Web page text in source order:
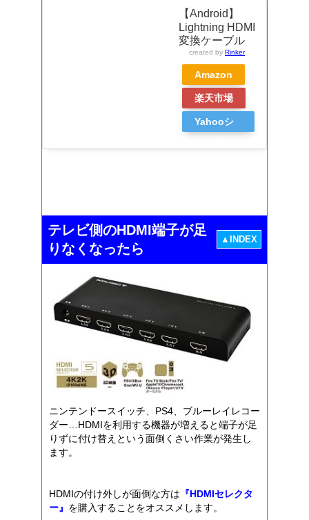
【Android】
Lightning HDMI
変換ケーブル
created by Rinker
Amazon
楽天市場
Yahooシ
テレビ側のHDMI端子が足
りなくなったら
▲INDEX
ニンテンドースイッチ、PS4、ブルーレイレコー
ダー…HDMIを利用する機器が増えると端子が足
りずに付け替えという面倒くさい作業が発生し
ます。
HDMIの付け外しが面倒な方は 『HDMIセレクタ
ー』 を購入することをオススメします。